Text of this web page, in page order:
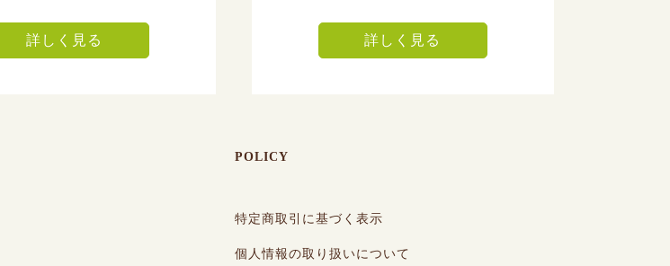
詳しく見る 詳しく見る
POLICY
特定商取引に基づく表示
個人情報の取り扱いについて